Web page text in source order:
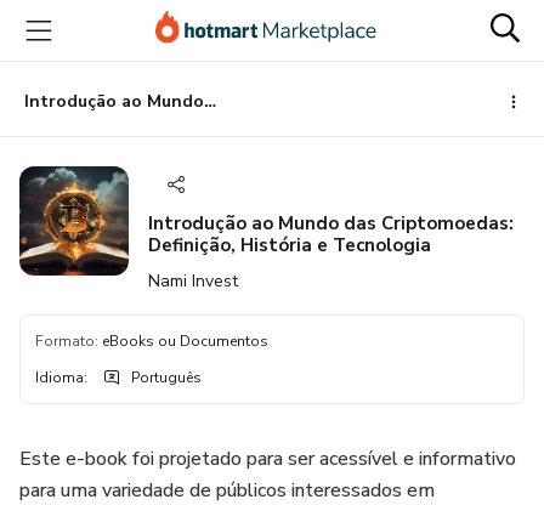
para
conteúdo
principal
para
pagamento
para
rodapé
Introdução ao Mundo das Criptomoedas: Definição, História e Tecnologia
Introdução ao Mundo das Criptomoedas:
Definição, História e Tecnologia
Nami Invest
Formato: eBooks ou Documentos
Idioma: Português
Este e-book foi projetado para ser acessível e informativo
para uma variedade de públicos interessados em